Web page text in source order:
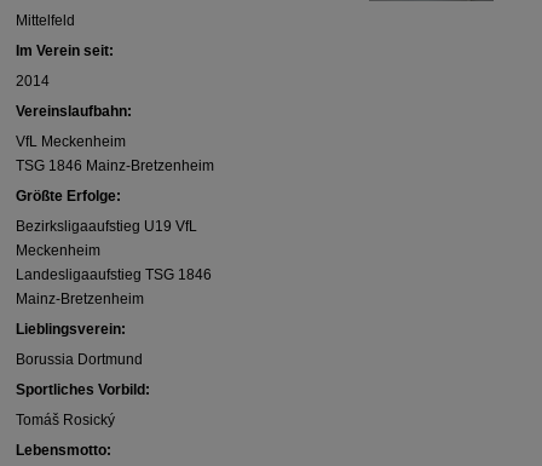
Mittelfeld
Im Verein seit:
2014
Vereinslaufbahn:
VfL Meckenheim
TSG 1846 Mainz-Bretzenheim
Größte Erfolge:
Bezirksligaaufstieg U19 VfL
Meckenheim
Landesligaaufstieg TSG 1846
Mainz-Bretzenheim
Lieblingsverein:
Borussia Dortmund
Sportliches Vorbild:
Tomáš Rosický
Lebensmotto: